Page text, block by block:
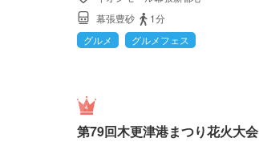
幕張豊砂
1分
グルメ
グルメフェス
第79回木更津港まつり花火大会